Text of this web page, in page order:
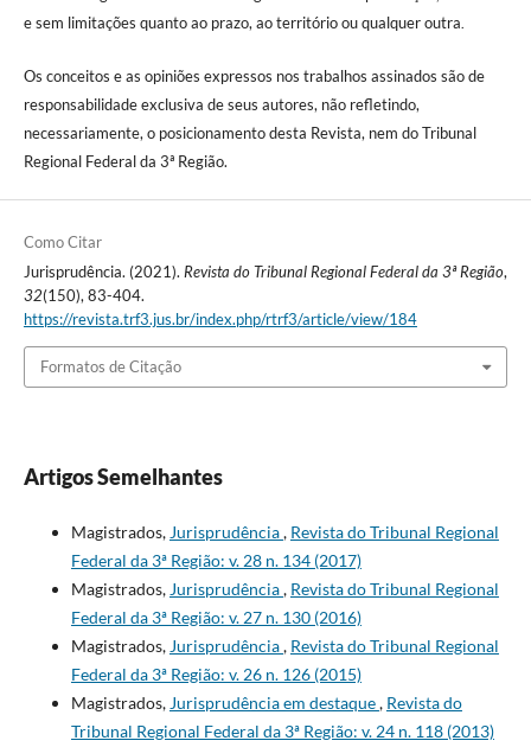
e sem limitações quanto ao prazo, ao território ou qualquer outra.
Os conceitos e as opiniões expressos nos trabalhos assinados são de
responsabilidade exclusiva de seus autores, não refletindo,
necessariamente, o posicionamento desta Revista, nem do Tribunal
Regional Federal da 3ª Região.
Como Citar
Jurisprudência. (2021). Revista do Tribunal Regional Federal da 3ª Região,
32(150), 83-404.
https://revista.trf3.jus.br/index.php/rtrf3/article/view/184
Formatos de Citação
Artigos Semelhantes
Magistrados, Jurisprudência, Revista do Tribunal Regional
Federal da 3ª Região: v. 28 n. 134 (2017)
Magistrados, Jurisprudência, Revista do Tribunal Regional
Federal da 3ª Região: v. 27 n. 130 (2016)
Magistrados, Jurisprudência, Revista do Tribunal Regional
Federal da 3ª Região: v. 26 n. 126 (2015)
Magistrados, Jurisprudência em destaque, Revista do
Tribunal Regional Federal da 3ª Região: v. 24 n. 118 (2013)